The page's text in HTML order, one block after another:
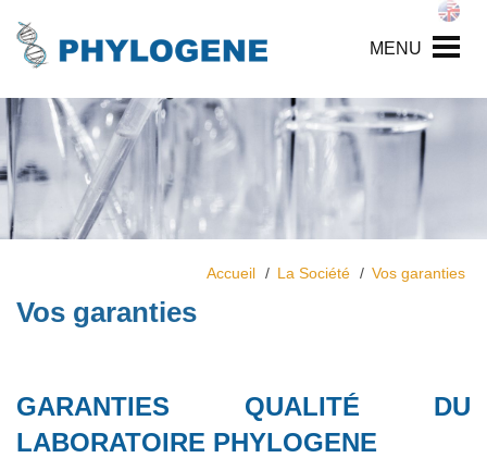
MENU
Accueil La Société Vos garanties
Vos garanties
GARANTIES QUALITÉ DU
LABORATOIRE PHYLOGENE